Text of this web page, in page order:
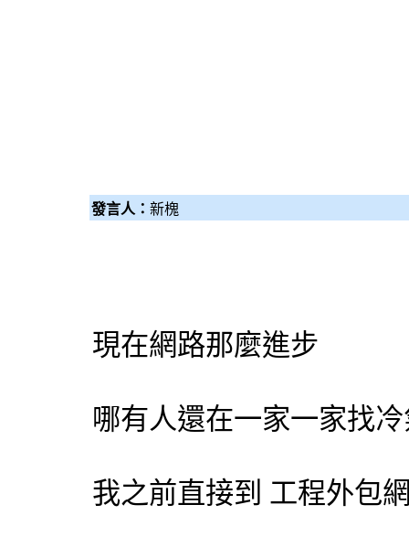
發言人： 新槐
現在網路那麼進步
哪有人還在一家一家找
我之前直接到 工程外包